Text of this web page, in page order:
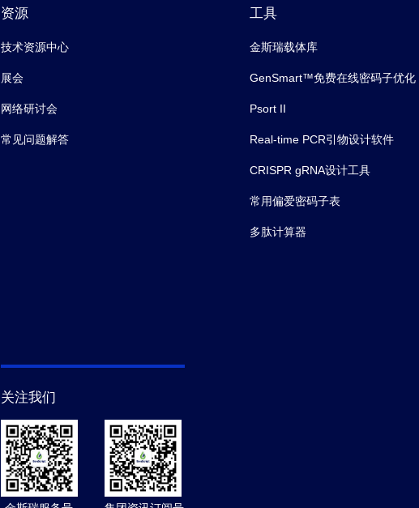
Plate Sealer 2 pieces
资源
技术资源中心
展会
网络研讨会
常见问题解答
工具
金斯瑞载体库
GenSmart™免费在线密码子优化
Psort II
Real-time PCR引物设计软件
CRISPR gRNA设计工具
常用偏爱密码子表
多肽计算器
关注我们